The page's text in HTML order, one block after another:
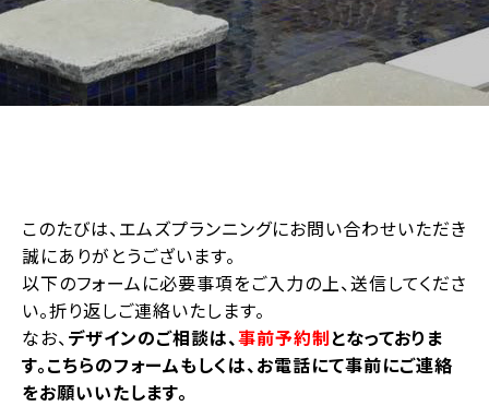
このたびは、エムズプランニングにお問い合わせいただき
誠にありがとうございます。
以下のフォームに必要事項をご入力の上、送信してくださ
い。折り返しご連絡いたします。
なお、デザインのご相談は、事前予約制となっておりま
す。こちらのフォームもしくは、お電話にて事前にご連絡
をお願いいたします。